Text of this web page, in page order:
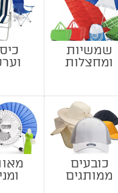
שמשיות
ומחצלות
כובעים
ממותגים